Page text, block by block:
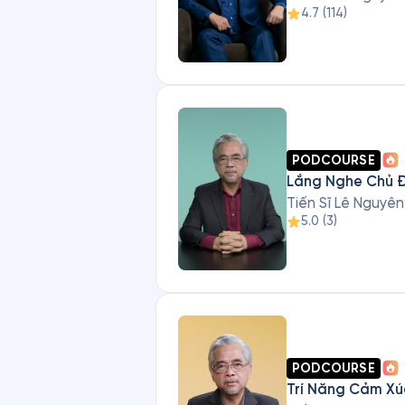
4.7 (114)
PODCOURSE
Lắng Nghe Chủ
Tiến Sĩ Lê
5.0 (3)
PODCOURSE
Trí Năng Cảm